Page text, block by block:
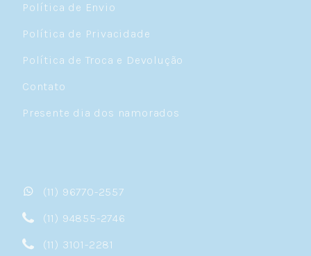
Política de Envio
Política de Privacidade
Política de Troca e Devolução
Contato
Presente dia dos namorados
(11) 96770-2557
(11) 94855-2746
(11) 3101-2281